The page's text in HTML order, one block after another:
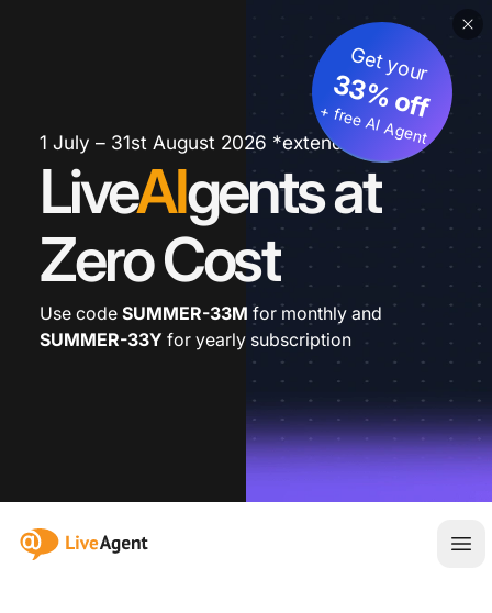
1 July – 31st August 2026 *extended
LiveAIgents at
Zero Cost
Get your
33% off
+ free AI Agent
Use code SUMMER-33M for monthly and
SUMMER-33Y for yearly subscription
:site.title
メ